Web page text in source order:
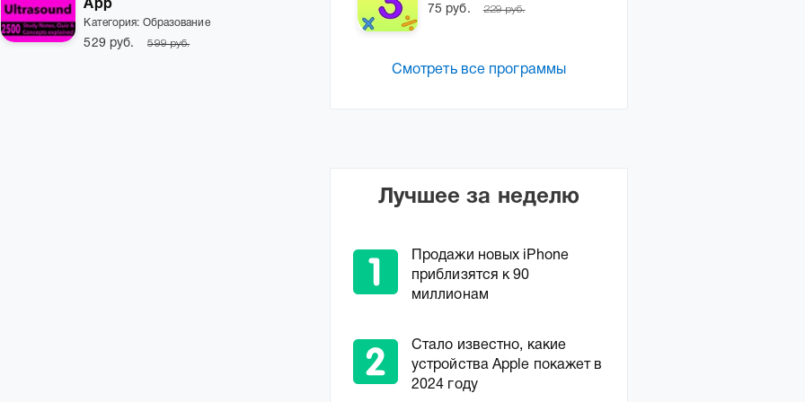
App
Категория: Образование
529 руб. 599 руб.
75 руб. 229 руб.
Смотреть все программы
Лучшее за неделю
Продажи новых iPhone
приблизятся к 90
миллионам
Стало известно, какие
устройства Apple покажет в
2024 году